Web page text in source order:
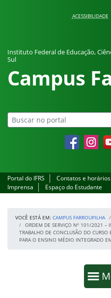
ACESSIBILIDADE
Instituto Federal de Educação,
Sul
Campus
FacebookInstagram
Portal do IFRS Contatos e
Imprensa
Espaço do Estudante
VOCÊ ESTÁ EM: CAMPUS FARROUPILHA
ORDEM DE SERVIÇO Nº 101/2021 –
TRABALHO DE CONCLUSÃO DO CURSO
PARA O ENSINO MÉDIO INTEGRADO